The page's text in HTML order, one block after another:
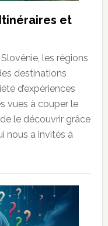
et
les régions
destinations
d’expériences
vues à couper le
le découvrir grâce
nous a invités à